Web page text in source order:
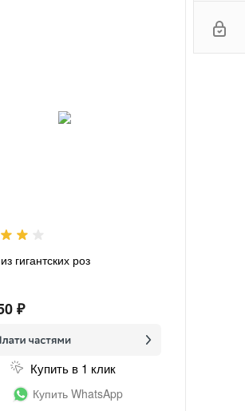
гигантских роз
₽
Купить в 1 клик
Купить WhatsApp